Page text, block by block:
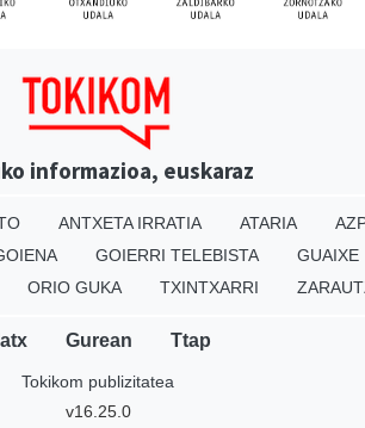
informazioa, euskaraz
ANTXETA IRRATIA ATARIA
GOIERRI TELEBISTA
GUAIXE
ORIO GUKA TXINTXARRI
Gurean Ttap
Tokikom publizitatea
v16.25.0